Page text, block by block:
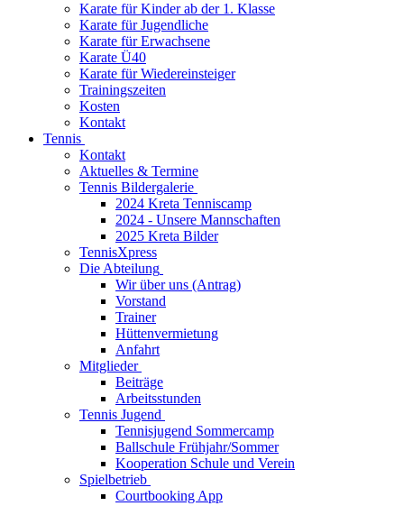
Karate für Kinder ab der 1. Klasse
Karate für Jugendliche
Karate für Erwachsene
Karate Ü40
Karate für Wiedereinsteiger
Trainingszeiten
Kosten
Kontakt
Tennis
Kontakt
Aktuelles & Termine
Tennis Bildergalerie
2024 Kreta Tenniscamp
2024 - Unsere Mannschaften
2025 Kreta Bilder
TennisXpress
Die Abteilung
Wir über uns (Antrag)
Vorstand
Trainer
Hüttenvermietung
Anfahrt
Mitglieder
Beiträge
Arbeitsstunden
Tennis Jugend
Tennisjugend Sommercamp
Ballschule Frühjahr/Sommer
Kooperation Schule und Verein
Spielbetrieb
Courtbooking App